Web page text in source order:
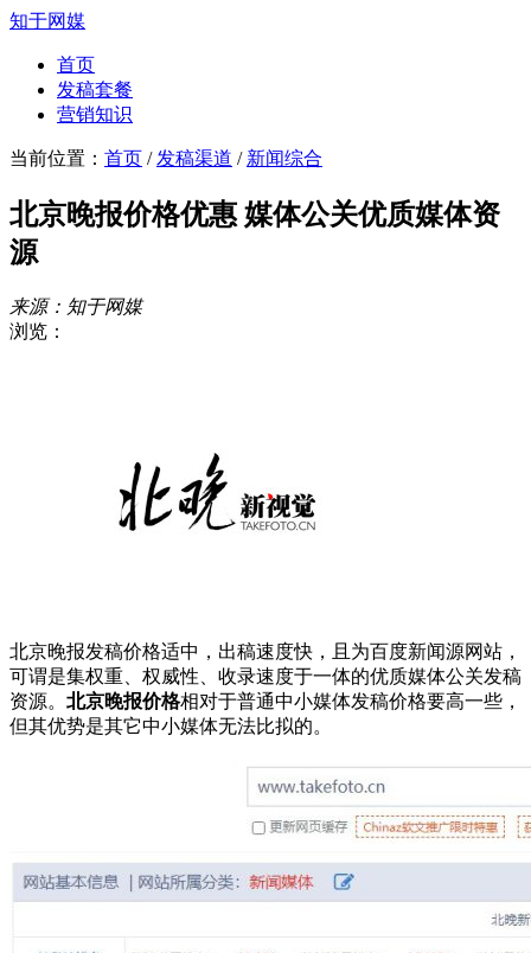
知于网媒
首页
发稿套餐
营销知识
当前位置： 首页 / 发稿渠道 / 新闻综合
北京晚报价格优惠 媒体公关优质媒体资
源
来源：知于网媒
浏览：
北京晚报发稿价格适中，出稿速度快，且为百度新闻源网站，
可谓是集权重、权威性、收录速度于一体的优质媒体公关发稿
资源。 北京晚报价格相对于普通中小媒体发稿价格要高一些，
但其优势是其它中小媒体无法比拟的。